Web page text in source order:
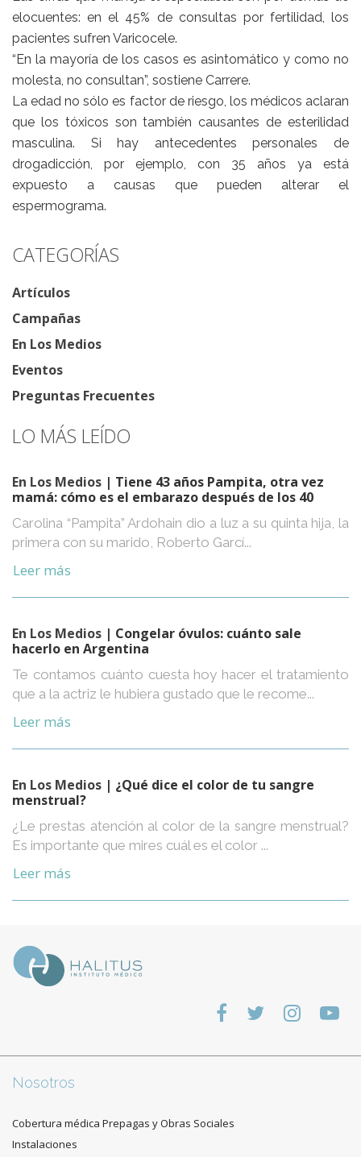
elocuentes: en el 45% de consultas por fertilidad, los
pacientes sufren Varicocele.
“En la mayoría de los casos es asintomático y como no
molesta, no consultan”, sostiene Carrere.
La edad no sólo es factor de riesgo, los médicos aclaran
que los tóxicos son también causantes de esterilidad
masculina. Si hay antecedentes personales de
drogadicción, por ejemplo, con 35 años ya está
expuesto a causas que pueden alterar el
espermograma.
CATEGORÍAS
Artículos
Campañas
En Los Medios
Eventos
Preguntas Frecuentes
LO MÁS LEÍDO
En Los Medios | Tiene 43 años Pampita, otra vez
mamá: cómo es el embarazo después de los 40
Carolina “Pampita” Ardohain dio a luz a su quinta hija, la
primera con su marido, Roberto Garcí...
Leer más
En Los Medios | Congelar óvulos: cuánto sale
hacerlo en Argentina
Te contamos cuánto cuesta hoy hacer el tratamiento
que a la actriz le hubiera gustado que le recome...
Leer más
En Los Medios | ¿Qué dice el color de tu sangre
menstrual?
¿Le prestas atención al color de la sangre menstrual?
Es importante que mires cuál es el color ...
Leer más
Nosotros
Cobertura médica Prepagas y Obras Sociales
Instalaciones